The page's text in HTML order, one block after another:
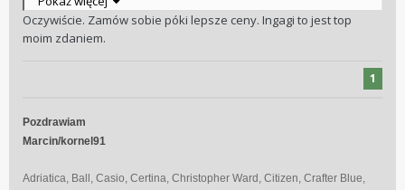
było warto. Dotychczasowa kawa (nie wiem co to, żona
kupiła, pewnie jakaś Lavazza) zaczęła w końcu smakować.
Myślę, ze to ok. Ale ja zwykły "siorbacz" jestem a nie znawca
Dzięki za wskazówki
Oczywiście. Zamów sobie póki lepsze ceny. Ingagi to jest top
moim zdaniem.
1
Pozdrawiam
Marcin/kornel91
Adriatica, Ball, Casio, Certina, Christopher Ward, Citizen, Crafter Blue,